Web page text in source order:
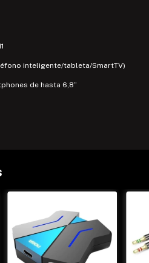
inteligente/tableta/SmartTV)
de hasta 6,8”